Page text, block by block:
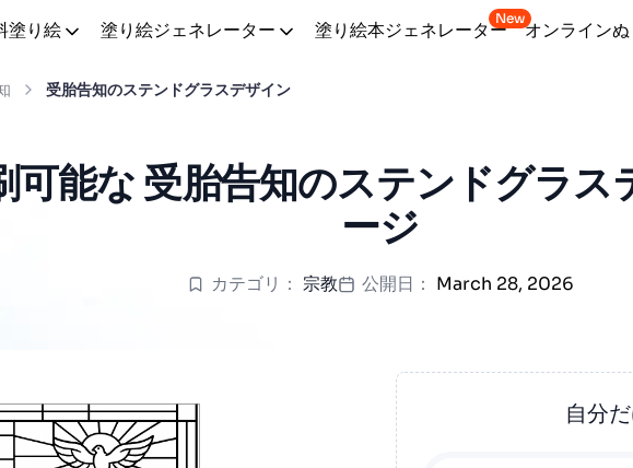
塗り絵 塗り絵ジェネレーター 塗り絵本ジェネレーター
New
オンラインぬ
受胎告知のステンドグラスデザイン
可能な 受胎告知のステンドグラス
ージ
カテゴリ： 宗教 公開日： March 28, 2026
自分